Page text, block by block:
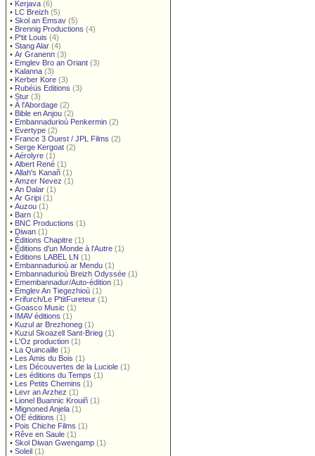
• Kerjava (6)
• LC Breizh (5)
• Skol an Emsav (5)
• Brennig Productions (4)
• P'tit Louis (4)
• Stang Alar (4)
• Ar Granenn (3)
• Emglev Bro an Oriant (3)
• Kalanna (3)
• Kerber Kore (3)
• Rubéüs Editions (3)
• Stur (3)
• À l'Abordage (2)
• Bible en Anjou (2)
• Embannadurioù Penkermin (2)
• Evertype (2)
• France 3 Ouest / JPL Films (2)
• Serge Kergoat (2)
• Aérolyre (1)
• Albert René (1)
• Allah's Kanañ (1)
• Amzer Nevez (1)
• An Dalar (1)
• Ar Gripi (1)
• Auzou (1)
• Barn (1)
• BNC Productions (1)
• Diwan (1)
• Éditions Chapitre (1)
• Éditions d'un Monde à l'Autre (1)
• Éditions LABEL LN (1)
• Embannadurioù ar Mendu (1)
• Embannadurioù Breizh Odyssée (1)
• Emembannadur/Auto-édition (1)
• Emglev An Tiegezhioù (1)
• Frifurch/Le P'titFureteur (1)
• Goasco Music (1)
• IMAV éditions (1)
• Kuzul ar Brezhoneg (1)
• Kuzul Skoazell Sant-Brieg (1)
• L'Oz production (1)
• La Quincaille (1)
• Les Amis du Bois (1)
• Les Découvertes de la Luciole (1)
• Les éditions du Temps (1)
• Les Petits Chemins (1)
• Levr an Arzhez (1)
• Lionel Buannic Krouiñ (1)
• Mignoned Anjela (1)
• OE éditions (1)
• Pois Chiche Films (1)
• Rêve en Saule (1)
• Skol Diwan Gwengamp (1)
• Soleil (1)